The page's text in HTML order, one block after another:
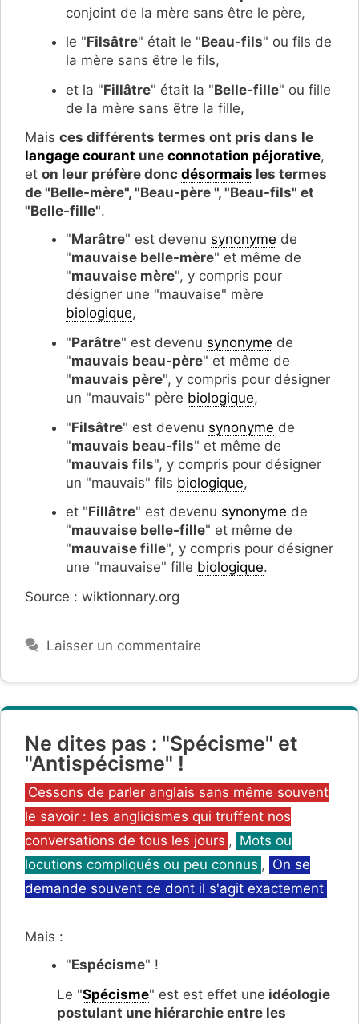
conjoint de la mère sans être le père,
le "Filsâtre" était le "Beau-fils" ou fils de
la mère sans être le fils,
et la "Fillâtre" était la "Belle-fille" ou fille
de la mère sans être la fille,
Mais ces différents termes ont pris dans le
langage courant une connotation péjorative,
et on leur préfère donc désormais les termes
de "Belle-mère", "Beau-père ", "Beau-fils" et
"Belle-fille".
"Marâtre" est devenu synonyme de
"mauvaise belle-mère" et même de
"mauvaise mère", y compris pour
désigner une "mauvaise" mère
biologique,
"Parâtre" est devenu synonyme de
"mauvais beau-père" et même de
"mauvais père", y compris pour désigner
un "mauvais" père biologique,
"Filsâtre" est devenu synonyme de
"mauvais beau-fils" et même de
"mauvais fils", y compris pour désigner
un "mauvais" fils biologique,
et "Fillâtre" est devenu synonyme de
"mauvaise belle-fille" et même de
"mauvaise fille", y compris pour désigner
une "mauvaise" fille biologique.
Source : wiktionnary.org
Laisser un commentaire
Ne dites pas : "Spécisme" et
"Antispécisme" !
Catégories
Cessons de parler anglais sans même souvent
le savoir : les anglicismes qui truffent nos
conversations de tous les jours , Mots ou
locutions compliqués ou peu connus , On se
demande souvent ce dont il s'agit exactement
Mais :
"Espécisme" !
Le "Spécisme" est est effet une idéologie
postulant une hiérarchie entre les